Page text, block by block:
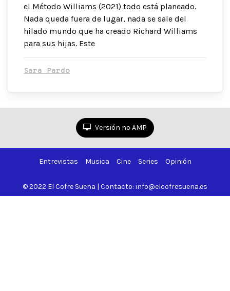
el Método Williams (2021) todo está planeado.
Nada queda fuera de lugar, nada se sale del
hilado mundo que ha creado Richard Williams
para sus hijas. Este
Sara Pardo
Versión no AMP
Entrevistas Musica Cine Series Opinión
© 2022 El Cofre Suena | Contacto: info@elcofresuena.es